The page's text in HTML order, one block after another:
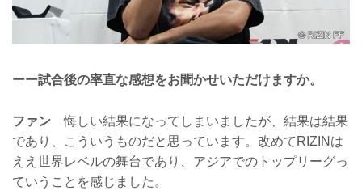
ーー試合後の率直な感想をお聞かせいただけますか。
ファン 悔しい結果になってしまいましたが、結果は結果
であり、こういうものだと思っています。改めてRIZINは
ええ世界レベルの舞台であり、アジアでのトップリーグっ
ていうことを感じました。